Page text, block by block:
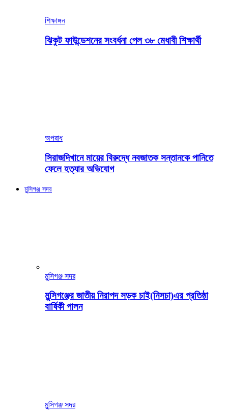
শিক্ষাঙ্গন
ঝিকুট ফাউন্ডেশনের সংবর্ধনা পেল ৩৮ মেধাবী শিক্ষার্থী
অপরাধ
সিরাজদিখানে মায়ের বিরুদ্ধে নবজাতক সন্তানকে পানিতে
ফেলে হত্যার অভিযোগ
মুন্সিগঞ্জ সদর
মুন্সিগঞ্জ সদর
মুন্সিগঞ্জের জাতীয় নিরাপদ সড়ক চাই(নিসচা)এর প্রতিষ্ঠা
বার্ষিকী পালন
মুন্সিগঞ্জ সদর